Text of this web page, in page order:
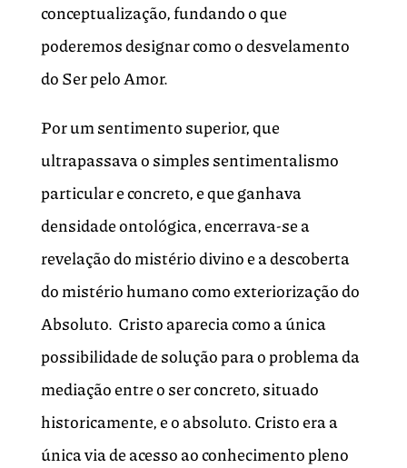
conceptualização, fundando o que
poderemos designar como o desvelamento
do Ser pelo Amor.
Por um sentimento superior, que
ultrapassava o simples sentimentalismo
particular e concreto, e que ganhava
densidade ontológica, encerrava-se a
revelação do mistério divino e a descoberta
do mistério humano como exteriorização do
Absoluto. Cristo aparecia como a única
possibilidade de solução para o problema da
mediação entre o ser concreto, situado
historicamente, e o absoluto. Cristo era a
única via de acesso ao conhecimento pleno